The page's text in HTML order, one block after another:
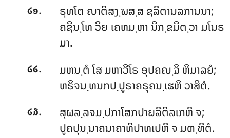
໒໑.
ຣຸທໂຕ ຎາຕິສງ຺ຆສ຺ສ ຊລິຕານລການນາ;
ຄຊິນ຺ໂທ ວິຍ ເຄຫມ຺ຫາ ນິກ຺ຂມິຕ຺ວາ ມໂນຣ
ມາ.
໒໒.
ມຫນ຺ຕໍ ໂສ ມຫາວີໂຣ ອຸປຄຎ຺ຉິ ຫິມາລຍໍ;
ຫຣິຈນ຺ທນກປ຺ປູຣາຄຣຸຄນ຺ເຘຫິ ວາສິຕໍ.
໒໓.
ສຸຜລ຺ລຈມ຺ປກາໂສກປາຏລີຕິລເກຫິ ຈ;
ປູຄປຸນ຺ນາຄນາຄາທິປາທເປຫິ ຈ ມຓ຺ຑິຕໍ.